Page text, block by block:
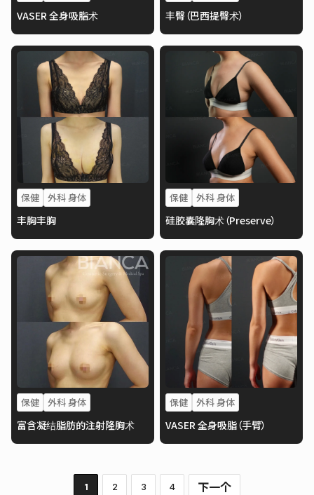
VASER 全身吸脂术 丰臀（巴西提臀术）
保健 外科 身体
丰胸丰胸
保健 外科 身体
硅胶囊隆胸术（Preserve）
保健 外科 身体
富含凝结脂肪的注射隆胸术
保健 外科 身体
VASER 全身吸脂（手臂）
1 2 3 4 下一个